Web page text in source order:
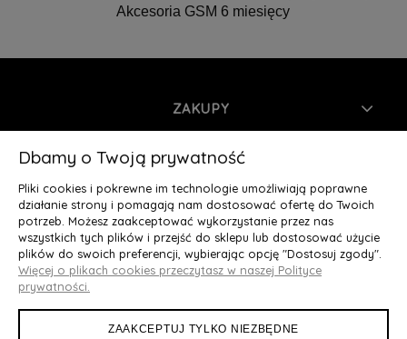
Akcesoria GSM 6 miesięcy
ZAKUPY
INFORMACJE
MOJE KONTO
O NAS
Deluxury.pl
Dbamy o Twoją prywatność
Pliki cookies i pokrewne im technologie umożliwiają poprawne
działanie strony i pomagają nam dostosować ofertę do Twoich
potrzeb. Możesz zaakceptować wykorzystanie przez nas
wszystkich tych plików i przejść do sklepu lub dostosować użycie
plików do swoich preferencji, wybierając opcję "Dostosuj zgody".
Więcej o plikach cookies przeczytasz w naszej Polityce
prywatności.
ZAAKCEPTUJ TYLKO NIEZBĘDNE